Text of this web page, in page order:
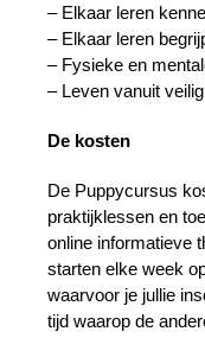
– Elkaar leren
– Elkaar leren
– Fysieke en
– Leven vanuit
De kosten
De Puppycursus
praktijklessen en
online informatieve
starten elke week
waarvoor je jullie
tijd waarop de